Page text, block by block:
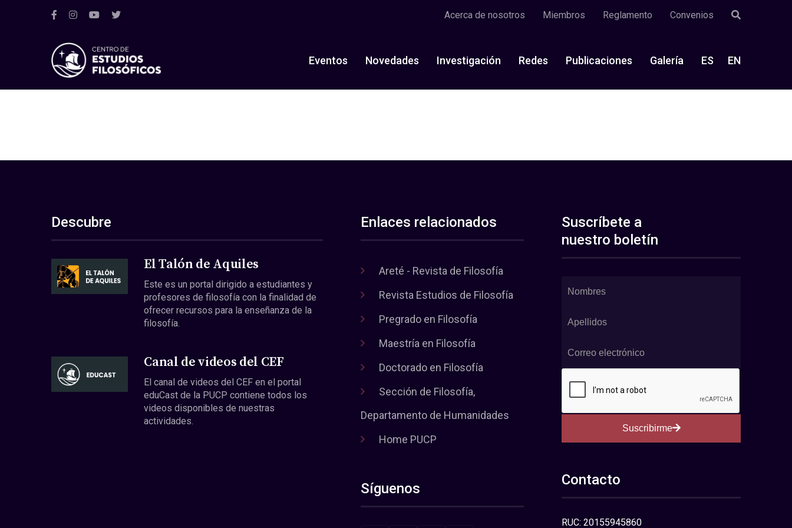
Acerca de nosotros Miembros Reglamento Convenios
Eventos Novedades Investigación Redes Publicaciones Galería ES EN
Descubre
El Talón de Aquiles
Este es un portal dirigido a estudiantes y
profesores de filosofía con la finalidad de
ofrecer recursos para la enseñanza de la
filosofía.
Canal de videos del CEF
El canal de videos del CEF en el portal
eduCast de la PUCP contiene todos los
videos disponibles de nuestras
actividades.
Enlaces relacionados
Areté - Revista de Filosofía
Revista Estudios de Filosofía
Pregrado en Filosofía
Maestría en Filosofía
Doctorado en Filosofía
Sección de Filosofía,
Departamento de Humanidades
Home PUCP
Síguenos
Suscríbete a
nuestro boletín
Suscribirme
Contacto
RUC: 20155945860